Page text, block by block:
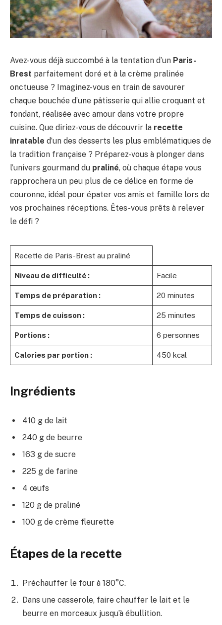
Avez-vous déjà succombé à la tentation d’un Paris-
Brest parfaitement doré et à la crème pralinée
onctueuse ? Imaginez-vous en train de savourer
chaque bouchée d’une pâtisserie qui allie croquant et
fondant, réalisée avec amour dans votre propre
cuisine. Que diriez-vous de découvrir la recette
inratable d’un des desserts les plus emblématiques de
la tradition française ? Préparez-vous à plonger dans
l’univers gourmand du praliné, où chaque étape vous
rapprochera un peu plus de ce délice en forme de
couronne, idéal pour épater vos amis et famille lors de
vos prochaines réceptions. Êtes-vous prêts à relever
le défi ?
Recette de Paris-Brest au praliné
Niveau de difficulté : Facile
Temps de préparation : 20 minutes
Temps de cuisson : 25 minutes
Portions : 6 personnes
Calories par portion : 450 kcal
Ingrédients
410 g de lait
240 g de beurre
163 g de sucre
225 g de farine
4 œufs
120 g de praliné
100 g de crème fleurette
Étapes de la recette
Préchauffer le four à 180°C.
Dans une casserole, faire chauffer le lait et le
beurre en morceaux jusqu’à ébullition.